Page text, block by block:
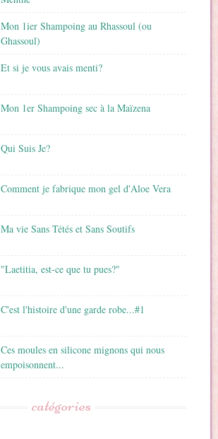
Mon 1ier Shampoing au Rhassoul (ou
Ghassoul)
Et si je vous avais menti?
Mon 1er Shampoing sec à la Maïzena
Qui Suis Je?
Comment je fabrique mon gel d'Aloe Vera
Ma vie Sans Tétés et Sans Soutifs
"Laetitia, est-ce que tu pues?"
C'est l'histoire d'une garde robe...#1
Ces moules en silicone mignons qui nous
empoisonnent...
catégories